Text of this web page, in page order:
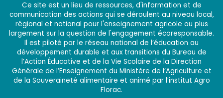
Ce site est un lieu de ressources, d'information et de
communication des actions qui se déroulent au niveau local,
régional et national pour l'enseignement agricole ou plus
largement sur la question de l'engagement écoresponsable.
Il est piloté par le réseau national de l’éducation au
développement durable et aux transitions du Bureau de
l’Action Éducative et de la Vie Scolaire de la Direction
Générale de l’Enseignement du Ministère de l’Agriculture et
de la Souveraineté alimentaire et animé par l’institut Agro
Florac.